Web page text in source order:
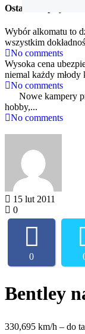
Ostatnie wpisy
Wybór alkomatu to
wszystkim
No comments
Wysoka cena
niemal każdy młody
No comments
Nowe kampery
hobby,...
No comments
15 lut 2011
0
0
Bentley
330,695 km/h – do